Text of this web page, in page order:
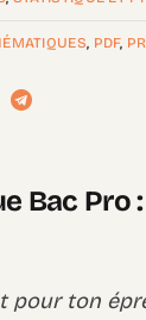
PDF,
Bac Pro
pour ton